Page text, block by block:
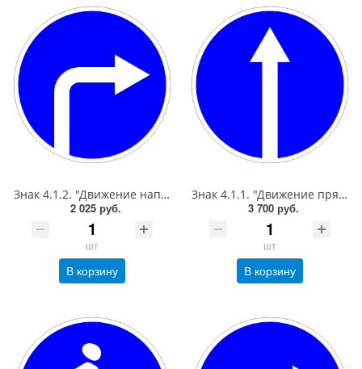
Знак 4.1.2. "Движение направо",D=700, Тип А Коммерческая (3 года),металл 0.8 мм
2 025 руб.
шт
В корзину
Знак 4.1.1. "Движение прямо",D=900, Тип А Коммерческая (3 года),металл 0.8 мм
3 700 руб.
шт
В корзину